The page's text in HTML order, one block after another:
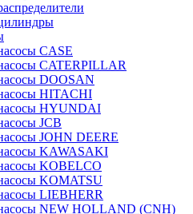
CASE
CATERPILLAR
DOOSAN
HITACHI
HYUNDAI
JCB
JOHN DEERE
KAWASAKI
KOBELCO
KOMATSU
LIEBHERR
NEW HOLLAND (CNH)